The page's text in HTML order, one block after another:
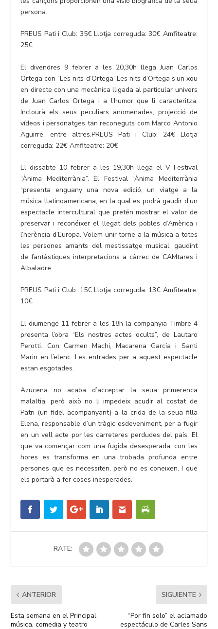
persona.
PREUS Pati i Club: 35€ Llotja correguda: 30€ Amfiteatre:
25€
El divendres 9 febrer a les 20,30h llega Juan Carlos
Ortega con “Les nits d’Ortega“.Les nits d’Ortega s’un xou
en directe con una mecànica lligada al particular univers
de Juan Carlos Ortega i a l’humor que li caracteritza.
Inclourà els seus peculiars anomenades, projecció de
vídeos i personatges tan reconeguts com Marco Antonio
Aguirre, entre altres.PREUS Pati i Club: 24€ Llotja
correguda: 22€ Amfiteatre: 20€
El dissabte 10 febrer a les 19,30h llega el V Festival
“Ànima Mediterrània”. El Festival “Ànima Mediterrània
“presenta enguany una nova edició, un viatge a la
música llatinoamericana, en la qual es podrà gaudir d’un
espectacle intercultural que pretén mostrar el valor de
preservar i reconéixer el llegat dels pobles d’Amèrica i
l’herència d’Europa. Volem unir torne a la música a totes
les persones amants del mestissatge musical, gaudint
de fantàstiques interpretacions a càrrec de CAMtares i
Albaladre.
PREUS Pati i Club: 15€ Llotja correguda: 13€ Amfiteatre:
10€
El diumenge 11 febrer a les 18h la companyia Timbre 4
presenta l’obra “Els nostres actes ocults”, de Lautaro
Perotti. Con Carmen Machi, Macarena García i Santi
Marin en l’elenc. Les entrades per a aquest espectacle
estan esgotades.
Azucena no acaba d’acceptar la seua primerenca
malaltia, però això no li impedeix acudir al costat de
Patri (un fidel acompanyant) a la crida de la seua filla
Elena, responsable d’un tràgic esdeveniment, per a fugir
en un vell acte por les carreteres perdudes del país. El
que va començar com una fugida desesperada, con les
hores es transforma en una trobada profunda entre
persones que es necessiten, però no es coneixen. I que
els portarà a fer coses inesperades.
RATE:
ANTERIOR
Esta semana en el Principal
música, comedia y teatro
SIGUIENTE
“Por fin solo” el aclamado
espectáculo de Carles Sans